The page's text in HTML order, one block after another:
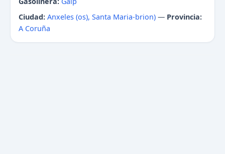
Ciudad: Anxeles (os), Santa Maria-brion) — Provincia:
A Coruña